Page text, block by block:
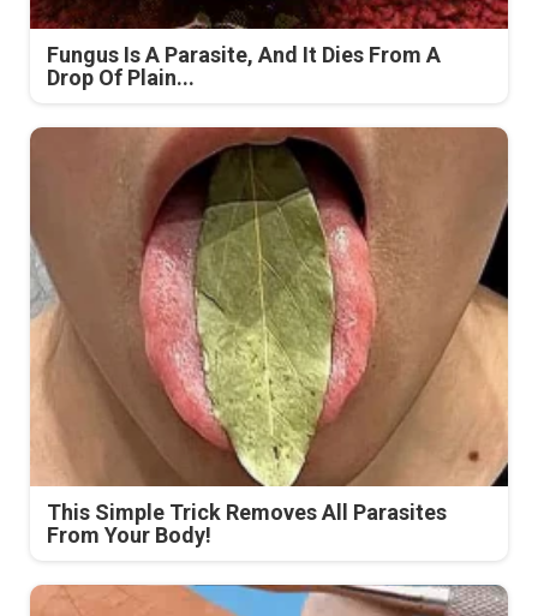
Fungus Is A Parasite, And It Dies From A
Drop Of Plain...
This Simple Trick Removes All Parasites
From Your Body!